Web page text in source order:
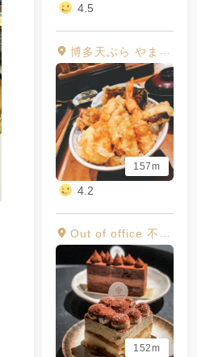
4.5
博多天ぶら やまみ (博多天麩羅 山海)
157m
4.2
Out of office 不在辦公室
152m